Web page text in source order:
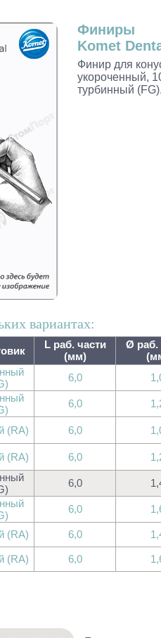
KaVo
Финиры
Komet
Финир для
укороченный,
турбинный
вариантах:
L раб. части
(мм)
Ø раб.
6,0
6,0
(RA) 6,0
(RA) 6,0
6,0
6,0
(RA) 6,0
(RA) 6,0